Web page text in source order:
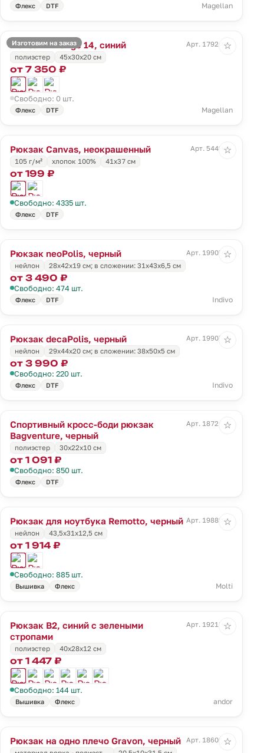
Флекс DTF Magellan
Изготовим на заказ
Рюкзак T Range 14, синий
Арт. 17924.40
полиэстер
45x30x20 см
от 7 350 ₽
Свободно: 0 шт.
Флекс DTF Magellan
☆
Рюкзак Canvas, неокрашенный
Арт. 5449.66
105 г/м²
хлопок 100% 41х37 см
от 199 ₽
Свободно: 4335 шт.
Флекс DTF
☆
Рюкзак neoPolis, черный
Арт. 19905.30
нейлон
28х42х19 см; в сложении: 31х43х6,5 см
от 3 490 ₽
Свободно: 474 шт.
Флекс DTF Indivo
☆
Рюкзак decaPolis, черный
Арт. 19907.30
нейлон
29х44х20 см; в сложении: 38х50х5 см
от 3 990 ₽
Свободно: 220 шт.
Флекс DTF Indivo
☆
Спортивный кросс-боди рюкзак
Bagventure, черный
Арт. 18721.30
полиэстер 30х22x10 см
от 1 091 ₽
Свободно: 850 шт.
Флекс DTF
☆
Рюкзак для ноутбука Remotto, черный Арт. 19882.30
нейлон
43,5х31х12,5 см
от 1 914 ₽
Свободно: 885 шт.
Вышивка Флекс Molti
☆
Рюкзак B2, синий с зелеными
стропами
Арт. 19218.41
полиэстер 40х28х12 см
от 1 447 ₽
Свободно: 144 шт.
Вышивка Флекс andor
☆
Рюкзак на одно плечо Gravon, черный
Арт. 18600.30
☆